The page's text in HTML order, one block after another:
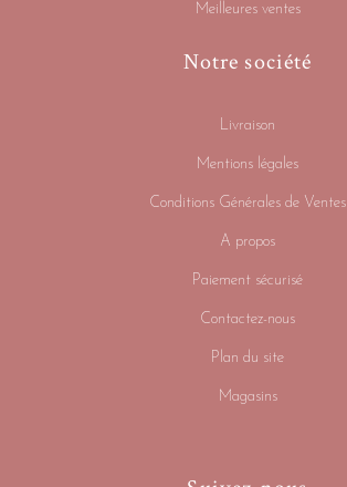
Meilleures ventes
Notre société
Livraison
Mentions légales
Conditions Générales de Ventes
A propos
Paiement sécurisé
Contactez-nous
Plan du site
Magasins